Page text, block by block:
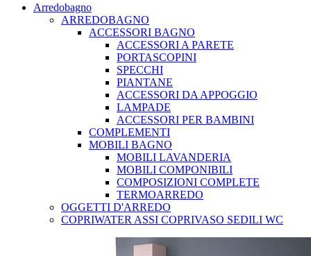
Arredobagno
ARREDOBAGNO
ACCESSORI BAGNO
ACCESSORI A PARETE
PORTASCOPINI
SPECCHI
PIANTANE
ACCESSORI DA APPOGGIO
LAMPADE
ACCESSORI PER BAMBINI
COMPLEMENTI
MOBILI BAGNO
MOBILI LAVANDERIA
MOBILI COMPONIBILI
COMPOSIZIONI COMPLETE
TERMOARREDO
OGGETTI D'ARREDO
COPRIWATER ASSI COPRIVASO SEDILI WC